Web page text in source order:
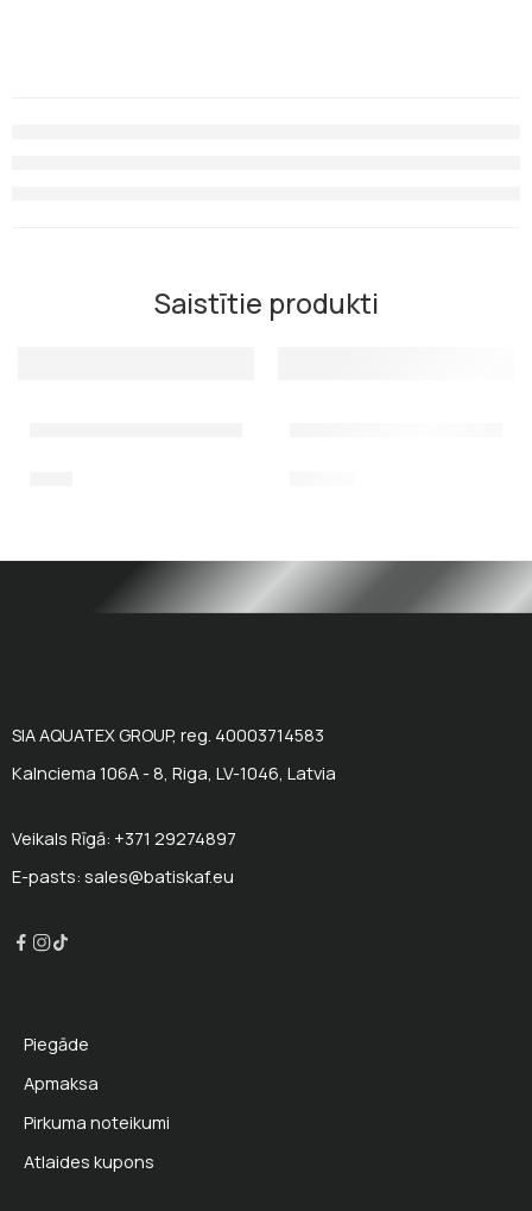
Saistītie produkti
SIA AQUATEX GROUP, reg. 40003714583
Kalnciema 106A - 8, Riga, LV-1046, Latvia
Veikals Rīgā: +371 29274897
E-pasts: sales@batiskaf.eu
Piegāde
Apmaksa
Pirkuma noteikumi
Atlaides kupons